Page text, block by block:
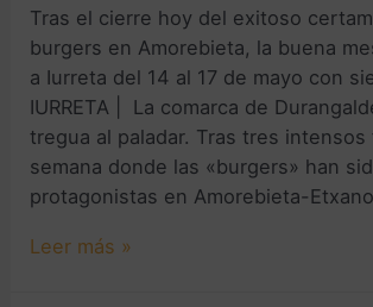
Tras el cierre hoy del exitoso
burgers en Amorebieta, la buena
a Iurreta del 14 al 17 de mayo con
IURRETA | La comarca de
tregua al paladar. Tras tres intensos
semana donde las «burgers» han
protagonistas en Amorebieta-
Leer más »